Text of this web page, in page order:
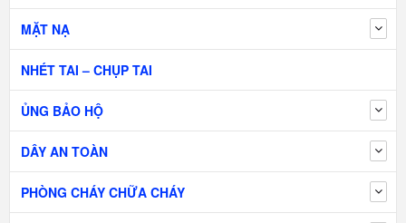
MẶT NẠ
NHÉT TAI – CHỤP TAI
ỦNG BẢO HỘ
DÂY AN TOÀN
PHÒNG CHÁY CHỮA CHÁY